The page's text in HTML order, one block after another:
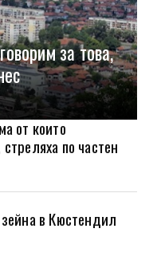
за това,
от които
по частен
в Кюстендил